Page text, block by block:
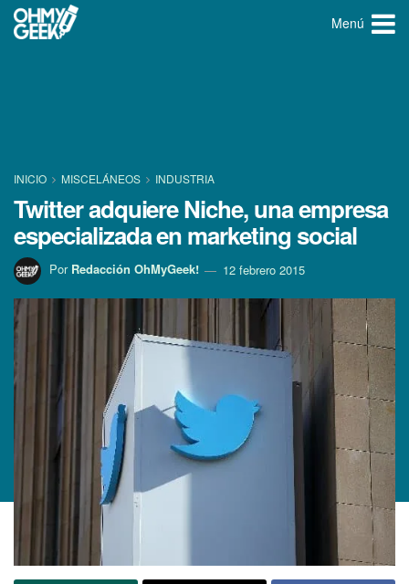
Menú
INICIO MISCELÁNEOS INDUSTRIA
Twitter adquiere Niche, una empresa
especializada en marketing social
Por Redacción OhMyGeek! 12 febrero 2015